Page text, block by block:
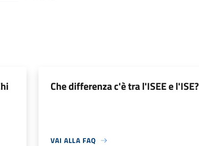
Che differenza c'è tra l'ISEE e l'ISE?
VAI ALLA FAQ